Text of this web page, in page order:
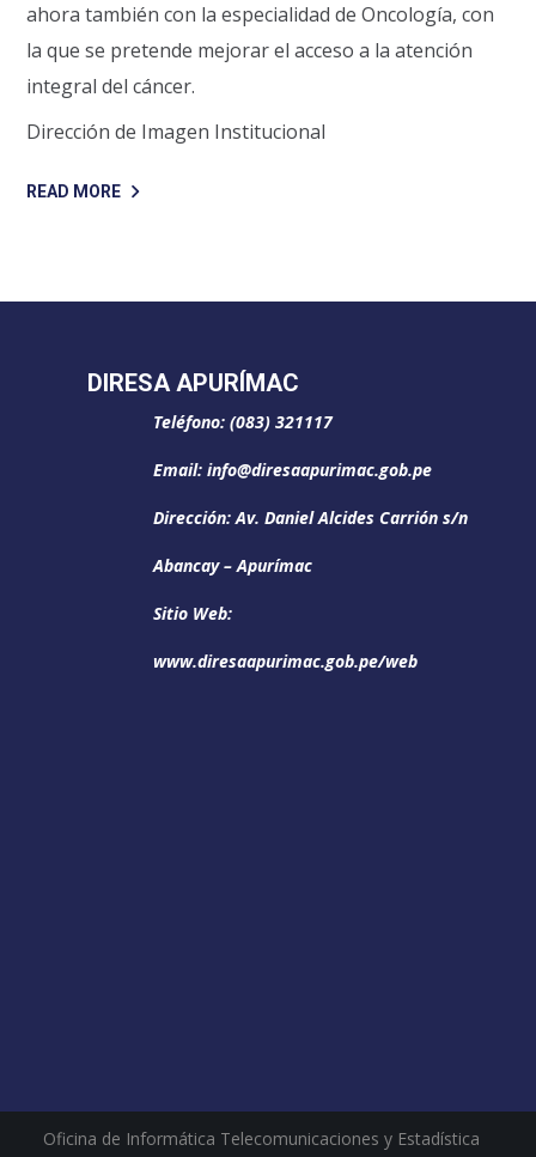
ahora también con la especialidad de Oncología, con
la que se pretende mejorar el acceso a la atención
integral del cáncer.
Dirección de Imagen Institucional
READ MORE
DIRESA APURÍMAC
Teléfono: (083) 321117
Email: info@diresaapurimac.gob.pe
Dirección: Av. Daniel Alcides Carrión s/n
Abancay – Apurímac
Sitio Web:
www.diresaapurimac.gob.pe/web
Oficina de Informática Telecomunicaciones y Estadística